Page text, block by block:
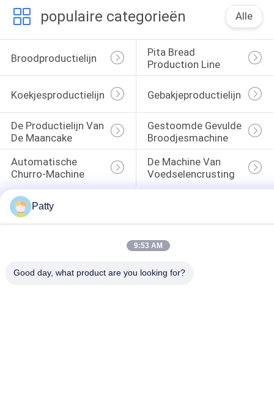
populaire categorieën Alle
Broodproductielijn
Pita Bread
Production Line
Koekjesproductielijn Gebakjeproductielijn
De Productielijn Van
De Maancake
Gestoomde Gevulde
Broodjesmachine
Automatische
Churro-Machine
De Machine Van
Voedselencrusting
Patty
9:53 AM
Good day, what product are you looking for?